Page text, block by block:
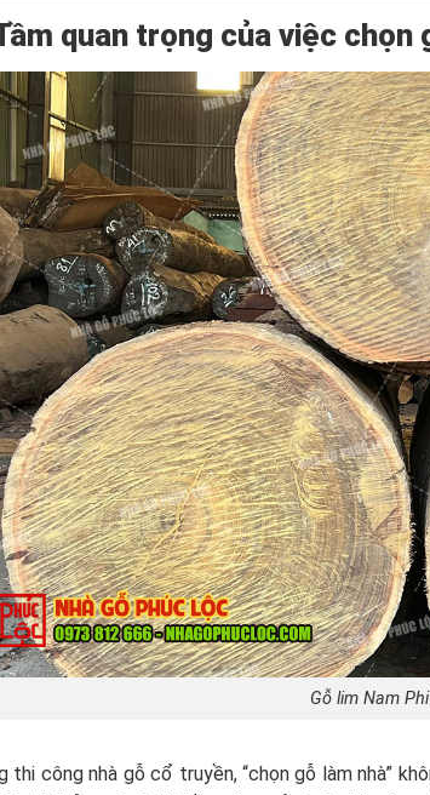
quan trọng của việc chọn
Gỗ lim Nam
thi công nhà gỗ cổ truyền, “chọn gỗ làm nhà”